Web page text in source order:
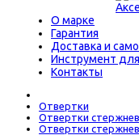
О марке
Гарантия
Доставка и
Инструмент
Контакты
Отвертки
Отвертки
Отвертки